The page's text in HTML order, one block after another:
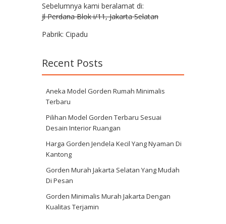
Sebelumnya kami beralamat di:
Jl Perdana Blok i/11, Jakarta Selatan
Pabrik: Cipadu
Recent Posts
Aneka Model Gorden Rumah Minimalis
Terbaru
Pilihan Model Gorden Terbaru Sesuai
Desain Interior Ruangan
Harga Gorden Jendela Kecil Yang Nyaman Di
Kantong
Gorden Murah Jakarta Selatan Yang Mudah
Di Pesan
Gorden Minimalis Murah Jakarta Dengan
Kualitas Terjamin